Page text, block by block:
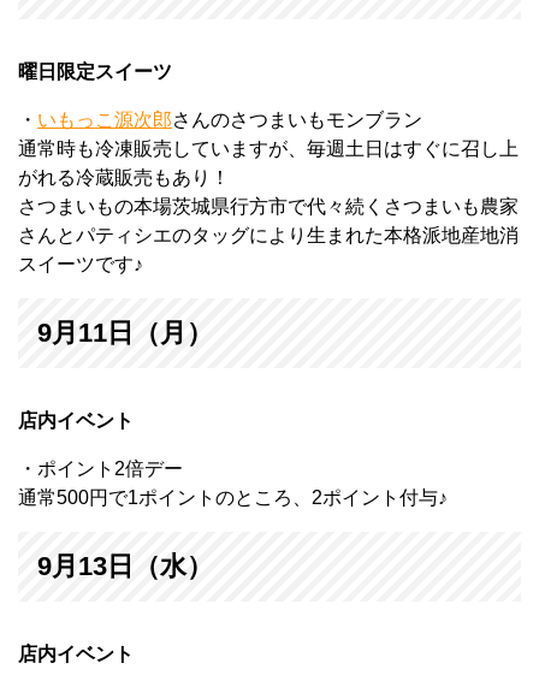
曜日限定スイーツ
・ いもっこ源次郎さんのさつまいもモンブラン
通常時も冷凍販売していますが、毎週土日はすぐに召し上
がれる冷蔵販売もあり！
さつまいもの本場茨城県行方市で代々続くさつまいも農家
さんとパティシエのタッグにより生まれた本格派地産地消
スイーツです♪
9月11日（月）
店内イベント
・ポイント2倍デー
通常500円で1ポイントのところ、2ポイント付与♪
9月13日（水）
店内イベント